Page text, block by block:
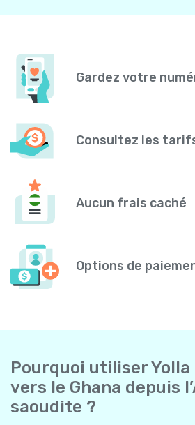
Gardez votre
Consultez les
Aucun frais caché
Options de
Pourquoi utiliser
vers le Ghana depuis
saoudite ?